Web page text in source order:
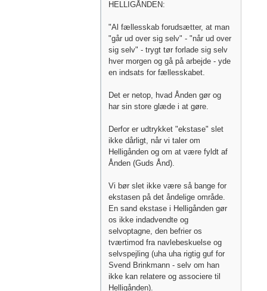
HELLIGÅNDEN:
"Al fællesskab forudsætter, at man
"går ud over sig selv" - "når ud over
sig selv" - trygt tør forlade sig selv
hver morgen og gå på arbejde - yde
en indsats for fællesskabet.
Det er netop, hvad Ånden gør og
har sin store glæde i at gøre.
Derfor er udtrykket "ekstase" slet
ikke dårligt, når vi taler om
Helligånden og om at være fyldt af
Ånden (Guds Ånd).
Vi bør slet ikke være så bange for
ekstasen på det åndelige område.
En sand ekstase i Helligånden gør
os ikke indadvendte og
selvoptagne, den befrier os
tværtimod fra navlebeskuelse og
selvspejling (uha uha rigtig guf for
Svend Brinkmann - selv om han
ikke kan relatere og associere til
Helligånden).